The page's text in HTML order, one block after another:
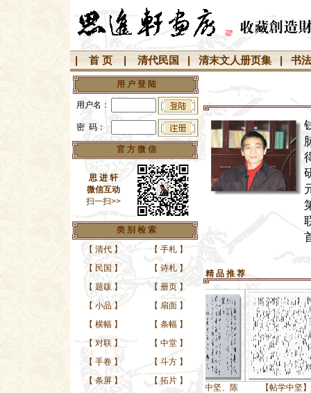
首 页 清代民国 清末文人册页集 书
用 户 登 陆
用户名：
密 码：
官 方 微 信
思 进 轩
微信互动
扫一扫>>
类 别 检 索
【 清代 】 【 手札 】
【 民国 】 【 诗札 】
【 题跋 】 【 册页 】
【 小品 】 【 扇面 】
【 横幅 】 【 条幅 】
【 对联 】 【 中堂 】
【 手卷 】 【 斗方 】
【 条屏 】 【 拓片 】
精 品 推 荐
当代青年帖学中坚、陈 当代青年帖学中坚、陈 【帖学中坚】-- 钱